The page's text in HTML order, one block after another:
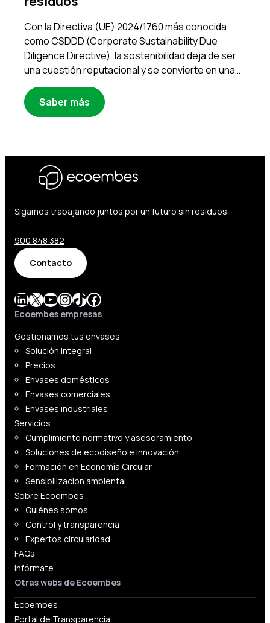
Con la Directiva (UE) 2024/1760 más conocida
como CSDDD (Corporate Sustainability Due
Diligence Directive), la sostenibilidad deja de ser
una cuestión reputacional y se convierte en una…
Saber más
Sigamos trabajando juntos por un futuro sin residuos
900 848 382
Contacto
LinkedIn
X YouTube
Instagram
TikTok
Facebook
Ecoembes empresas
Gestionamos tus envases
Solución integral
Precios
Envases domésticos
Envases comerciales
Envases industriales
Servicios
Cumplimiento normativo y asesoramiento
Soluciones de ecodiseño e innovación
Formación en Economía Circular
Sensibilización ambiental
Sobre Ecoembes
Quiénes somos
Control y transparencia
Expertos circularidad
FAQs
Infórmate
Otras webs de Ecoembes
Ecoembes
Portal de Transparencia